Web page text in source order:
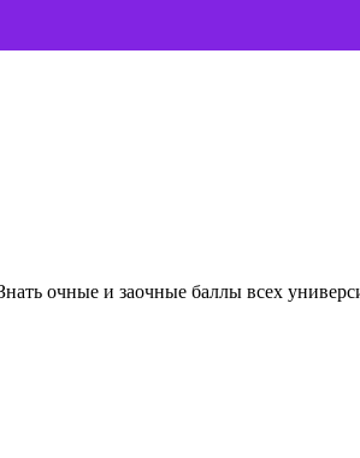
очные и заочные баллы всех